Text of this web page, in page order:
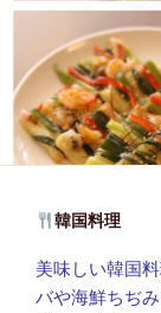
韓国料理
美味しい韓国
バや海鮮ちぢ